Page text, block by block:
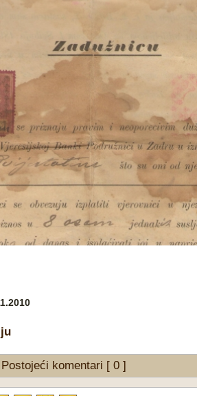
Postojeći komentari [ 0 ]